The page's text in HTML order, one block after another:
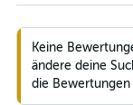
Keine
ändere deine
die Bewertungen